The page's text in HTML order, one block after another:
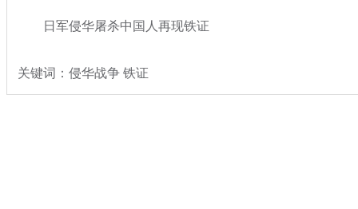
日军侵华屠杀中国人再现铁证
关键词：侵华战争 铁证